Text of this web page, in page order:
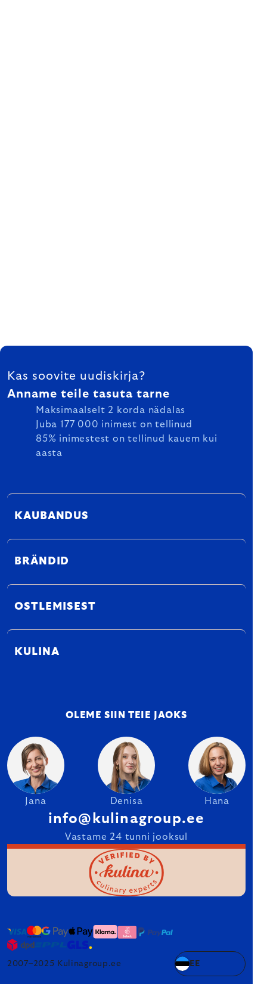
FOOTER
Kas soovite uudiskirja?
Anname teile tasuta tarne
Maksimaalselt 2 korda nädalas
Juba 177 000 inimest on tellinud
85% inimestest on tellinud kauem kui
aasta
KAUBANDUS
BRÄNDID
OSTLEMISEST
KULINA
OLEME SIIN TEIE JAOKS
Jana Denisa Hana
info@kulinagroup.ee
Vastame 24 tunni jooksul
2007–2025 Kulinagroup.ee EE